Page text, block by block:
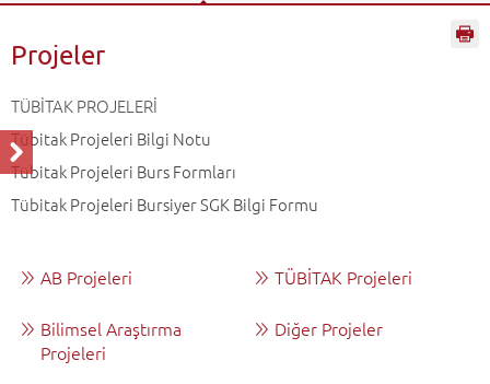
Projeler
TÜBİTAK PROJELERİ
Tübitak Projeleri Bilgi Notu
Tübitak Projeleri Burs Formları
Tübitak Projeleri Bursiyer SGK Bilgi Formu
AB Projeleri TÜBİTAK Projeleri
Bilimsel Araştırma
Projeleri
Diğer Projeler